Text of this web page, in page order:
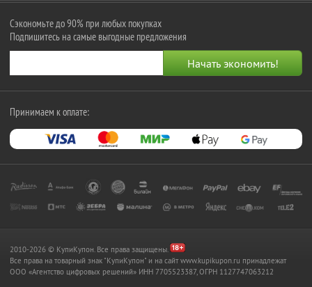
Сэкономьте до 90% при любых покупках
Подпишитесь на самые выгодные предложения
Принимаем к оплате:
2010-2026 © КупиКупон. Все права защищены.
Все права на товарный знак "КупиКупон" и на сайт www.kupikupon.ru принадлежат
OOO «Агентство цифровых решений» ИНН 7705523387, ОГРН 1127747063212